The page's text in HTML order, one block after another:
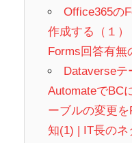
Office365の
作成する（１）
Forms回答有無
Dataverseテ
AutomateでBC
ーブルの変更を
知(1) | IT長のネ